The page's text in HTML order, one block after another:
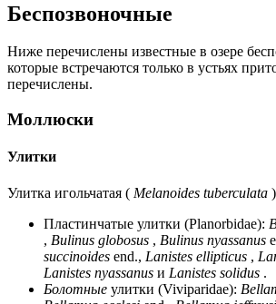
Беспозвоночные
Ниже перечислены известные в озере
которые встречаются только в устьях
перечислены.
Моллюски
Улитки
Улитка игольчатая ( Melanoides tuberculata )
Пластинчатые улитки (Planorbidae):
, Bulinus globosus , Bulinus nyassanus
succinoides end., Lanistes ellipticus ,
Lanistes nyassanus и Lanistes solidus .
Болотные улитки (Viviparidae):